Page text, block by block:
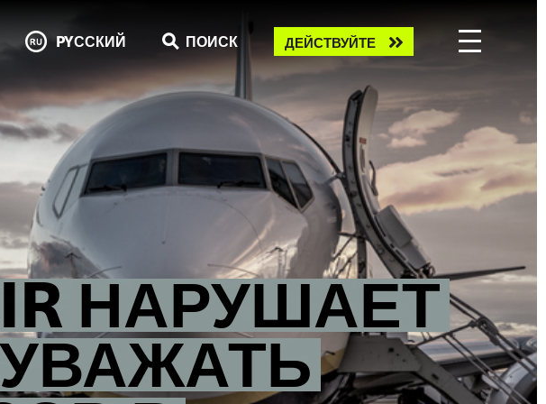
НАРУШАЕТ
PYССКИЙ ПОИСК
Take
action
ДЕЙСТВУЙТЕ